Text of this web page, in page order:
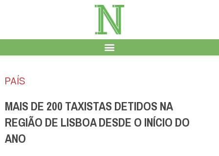
PAÍS
MAIS DE 200 TAXISTAS DETIDOS NA
REGIÃO DE LISBOA DESDE O INÍCIO DO
ANO